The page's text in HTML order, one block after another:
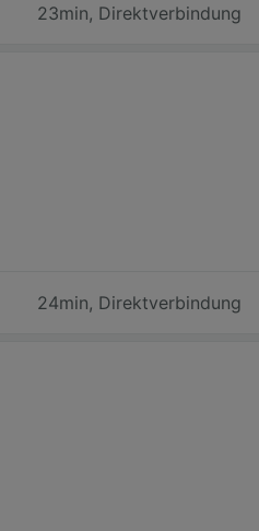
23min, Direktverbindung
24min, Direktverbindung